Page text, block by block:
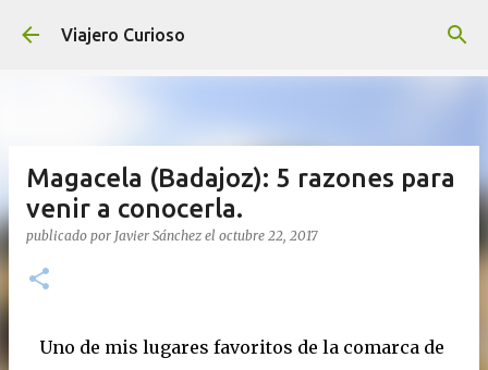
Ir al contenido principal
Viajero Curioso
Magacela (Badajoz): 5 razones para
venir a conocerla.
publicado por Javier Sánchez el octubre 22, 2017
Uno de mis lugares favoritos de la comarca de